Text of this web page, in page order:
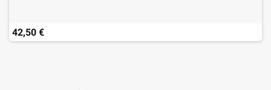
42,50 €